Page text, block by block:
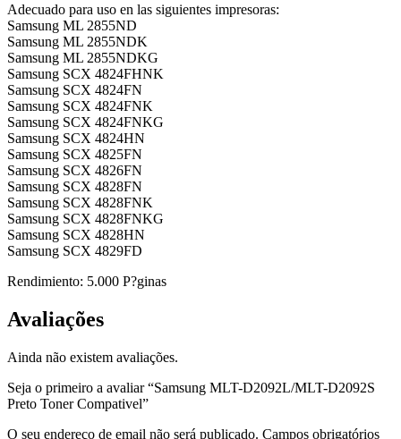
Adecuado para uso en las siguientes impresoras:
Samsung ML 2855ND
Samsung ML 2855NDK
Samsung ML 2855NDKG
Samsung SCX 4824FHNK
Samsung SCX 4824FN
Samsung SCX 4824FNK
Samsung SCX 4824FNKG
Samsung SCX 4824HN
Samsung SCX 4825FN
Samsung SCX 4826FN
Samsung SCX 4828FN
Samsung SCX 4828FNK
Samsung SCX 4828FNKG
Samsung SCX 4828HN
Samsung SCX 4829FD
Rendimiento: 5.000 P?ginas
Avaliações
Ainda não existem avaliações.
Seja o primeiro a avaliar “Samsung MLT-D2092L/MLT-D2092S
Preto Toner Compativel”
O seu endereço de email não será publicado. Campos obrigatórios